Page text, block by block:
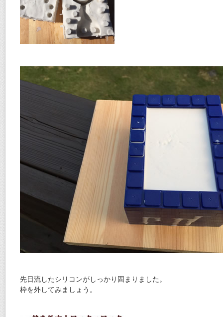
先日流したシリコンがしっかり固まりました。
枠を外してみましょう。